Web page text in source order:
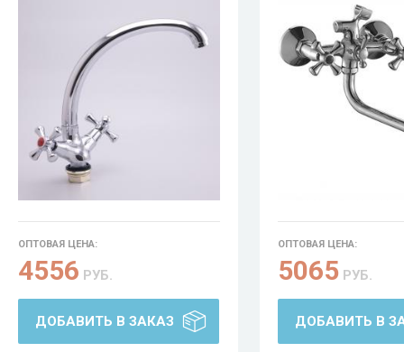
ОПТОВАЯ ЦЕНА:
4556 РУБ.
ДОБАВИТЬ В ЗАКАЗ
ОПТОВАЯ ЦЕНА:
5065 РУБ.
ДОБАВИТЬ В